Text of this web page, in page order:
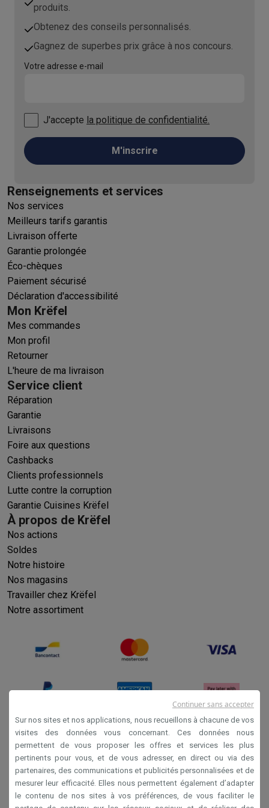
produits.
Obtenez des conseils personnalisés.
Gagnez de superbes prix grâce à nos concours.
Votre adresse e-mail
J'accepte la politique de confidentialité.
M'inscrire
Renseignements et services
Nos services
Meilleurs tarifs garantis
Livraison offerte
Garantie prolongée
Éco-chèques
Paiement sécurisé
Déclaration d'accessibilité
Mon Krëfel
Mes commandes
Mon profil
Retourner
L'heure de ma livraison
Service client
Réparation
Garantie
Livraisons
Foire aux questions
Cashbacks
Clients professionnels
Lutte contre la corruption
Garantie Cuisines Krëfel
À propos de Krëfel
Nos actions
Soldes
Notre histoire
Nos magasins
Travailler chez Krëfel
Notre assortiment
Conditions générales de vente
Privacy
Disclaimer
Cookies
Sur nos sites et nos applications, nous recueillons à chacune de vos
visites des données vous concernant. Ces données nous
permettent de vous proposer les offres et services les plus
pertinents pour vous, et de vous adresser, en direct ou via des
partenaires, des communications et publicités personnalisées et de
mesurer leur efficacité. Elles nous permettent également d’adapter
le contenu de nos sites à vos préférences, de vous faciliter le
Continuer sans accepter